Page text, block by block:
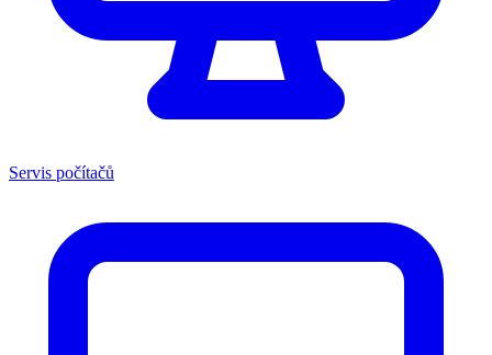
Servis počítačů